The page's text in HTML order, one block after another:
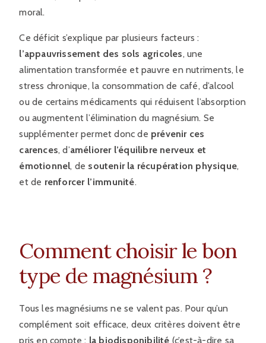
moral.
Ce déficit s’explique par plusieurs facteurs :
l’appauvrissement des sols agricoles, une
alimentation transformée et pauvre en nutriments, le
stress chronique, la consommation de café, d’alcool
ou de certains médicaments qui réduisent l’absorption
ou augmentent l’élimination du magnésium. Se
supplémenter permet donc de prévenir ces
carences, d’améliorer l’équilibre nerveux et
émotionnel, de soutenir la récupération physique,
et de renforcer l’immunité.
Comment choisir le bon
type de magnésium ?
Tous les magnésiums ne se valent pas. Pour qu’un
complément soit efficace, deux critères doivent être
pris en compte : la biodisponibilité (c’est-à-dire sa